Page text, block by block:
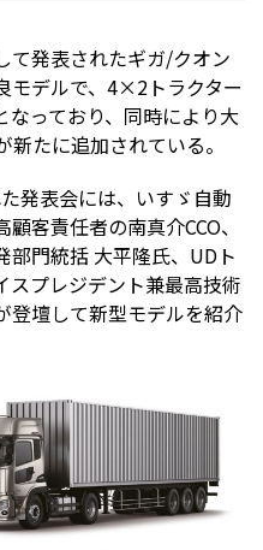
て発表されたギガ/クオン
モデルで、4×2トラクター
っており、同時により大
たに追加されている。
発表会には、いすゞ自動
客責任者の南真介CCO、
部門統括 大平隆氏、UDト
スプレジデント兼最高技術
登壇して新型モデルを紹介